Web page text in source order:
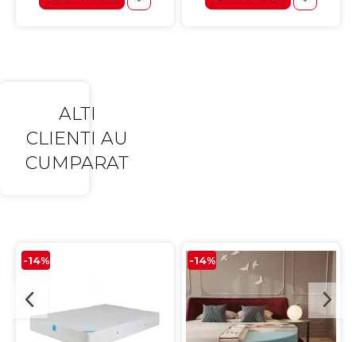
ALTI
CLIENTI AU
CUMPARAT
-14% -14%